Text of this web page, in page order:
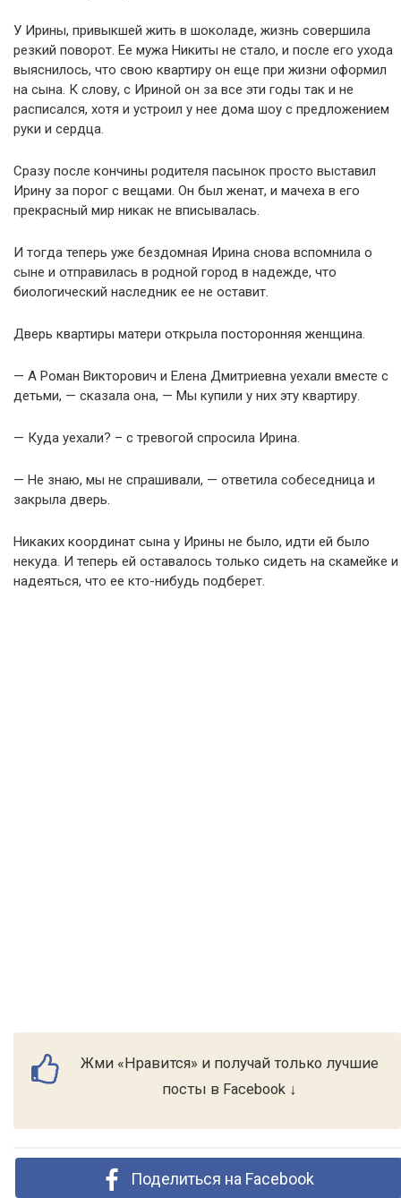
У Ирины, привыкшей жить в шоколаде, жизнь совершила
резкий поворот. Ее мужа Никиты не стало, и после его ухода
выяснилось, что свою квартиру он еще при жизни оформил
на сына. К слову, с Ириной он за все эти годы так и не
расписался, хотя и устроил у нее дома шоу с предложением
руки и сердца.
Сразу после кончины родителя пасынок просто выставил
Ирину за порог с вещами. Он был женат, и мачеха в его
прекрасный мир никак не вписывалась.
И тогда теперь уже бездомная Ирина снова вспомнила о
сыне и отправилась в родной город в надежде, что
биологический наследник ее не оставит.
Дверь квартиры матери открыла посторонняя женщина.
— А Роман Викторович и Елена Дмитриевна уехали вместе с
детьми, — сказала она, — Мы купили у них эту квартиру.
— Куда уехали? – с тревогой спросила Ирина.
— Не знаю, мы не спрашивали, — ответила собеседница и
закрыла дверь.
Никаких координат сына у Ирины не было, идти ей было
некуда. И теперь ей оставалось только сидеть на скамейке и
надеяться, что ее кто-нибудь подберет.
Жми «Нравится» и получай только лучшие
посты в Facebook ↓
Поделиться на Facebook